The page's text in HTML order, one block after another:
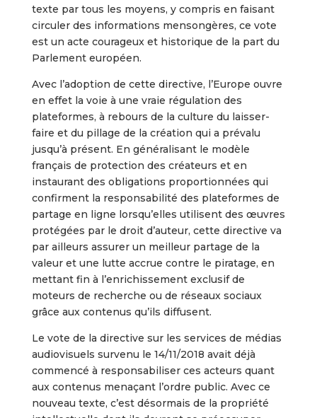
texte par tous les moyens, y compris en faisant
circuler des informations mensongères, ce vote
est un acte courageux et historique de la part du
Parlement européen.
Avec l’adoption de cette directive, l’Europe ouvre
en effet la voie à une vraie régulation des
plateformes, à rebours de la culture du laisser-
faire et du pillage de la création qui a prévalu
jusqu’à présent. En généralisant le modèle
français de protection des créateurs et en
instaurant des obligations proportionnées qui
confirment la responsabilité des plateformes de
partage en ligne lorsqu’elles utilisent des œuvres
protégées par le droit d’auteur, cette directive va
par ailleurs assurer un meilleur partage de la
valeur et une lutte accrue contre le piratage, en
mettant fin à l’enrichissement exclusif de
moteurs de recherche ou de réseaux sociaux
grâce aux contenus qu’ils diffusent.
Le vote de la directive sur les services de médias
audiovisuels survenu le 14/11/2018 avait déjà
commencé à responsabiliser ces acteurs quant
aux contenus menaçant l’ordre public. Avec ce
nouveau texte, c’est désormais de la propriété